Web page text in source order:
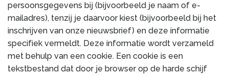
persoonsgegevens bij (bijvoorbeeld je naam of e-
mailadres), tenzij je daarvoor kiest (bijvoorbeeld bij het
inschrijven van onze nieuwsbrief) en deze informatie
specifiek vermeldt. Deze informatie wordt verzameld
met behulp van een cookie. Een cookie is een
tekstbestand dat door je browser op de harde schijf